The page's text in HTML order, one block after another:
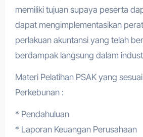
memiliki tujuan supaya peserta
dapat mengimplementasikan
perlakuan akuntansi yang telah
berdampak langsung dalam
Materi Pelatihan PSAK yang
Perkebunan :
* Pendahuluan
* Laporan Keuangan Perusahaan